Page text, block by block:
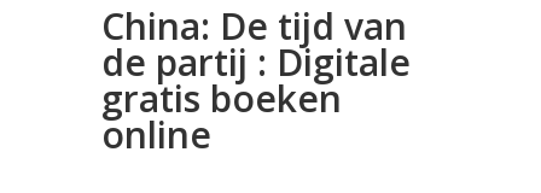
China: De tijd van
de partij : Digitale
gratis boeken
online